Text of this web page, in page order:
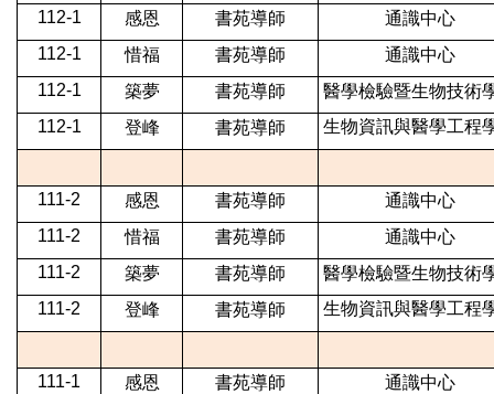
112-1
感恩 書苑導師
通識中心
112-1
惜福 書苑導師
通識中心
112-1
築夢 書苑導師
醫學檢驗暨生物技術
112-1
登峰 書苑導師 生物資訊與醫學工程
111-2 感恩 書苑導師
通識中心
111-2
惜福 書苑導師
通識中心
111-2
築夢 書苑導師
醫學檢驗暨生物技術
111-2
登峰 書苑導師 生物資訊與醫學工程
111-1 感恩 書苑導師
通識中心